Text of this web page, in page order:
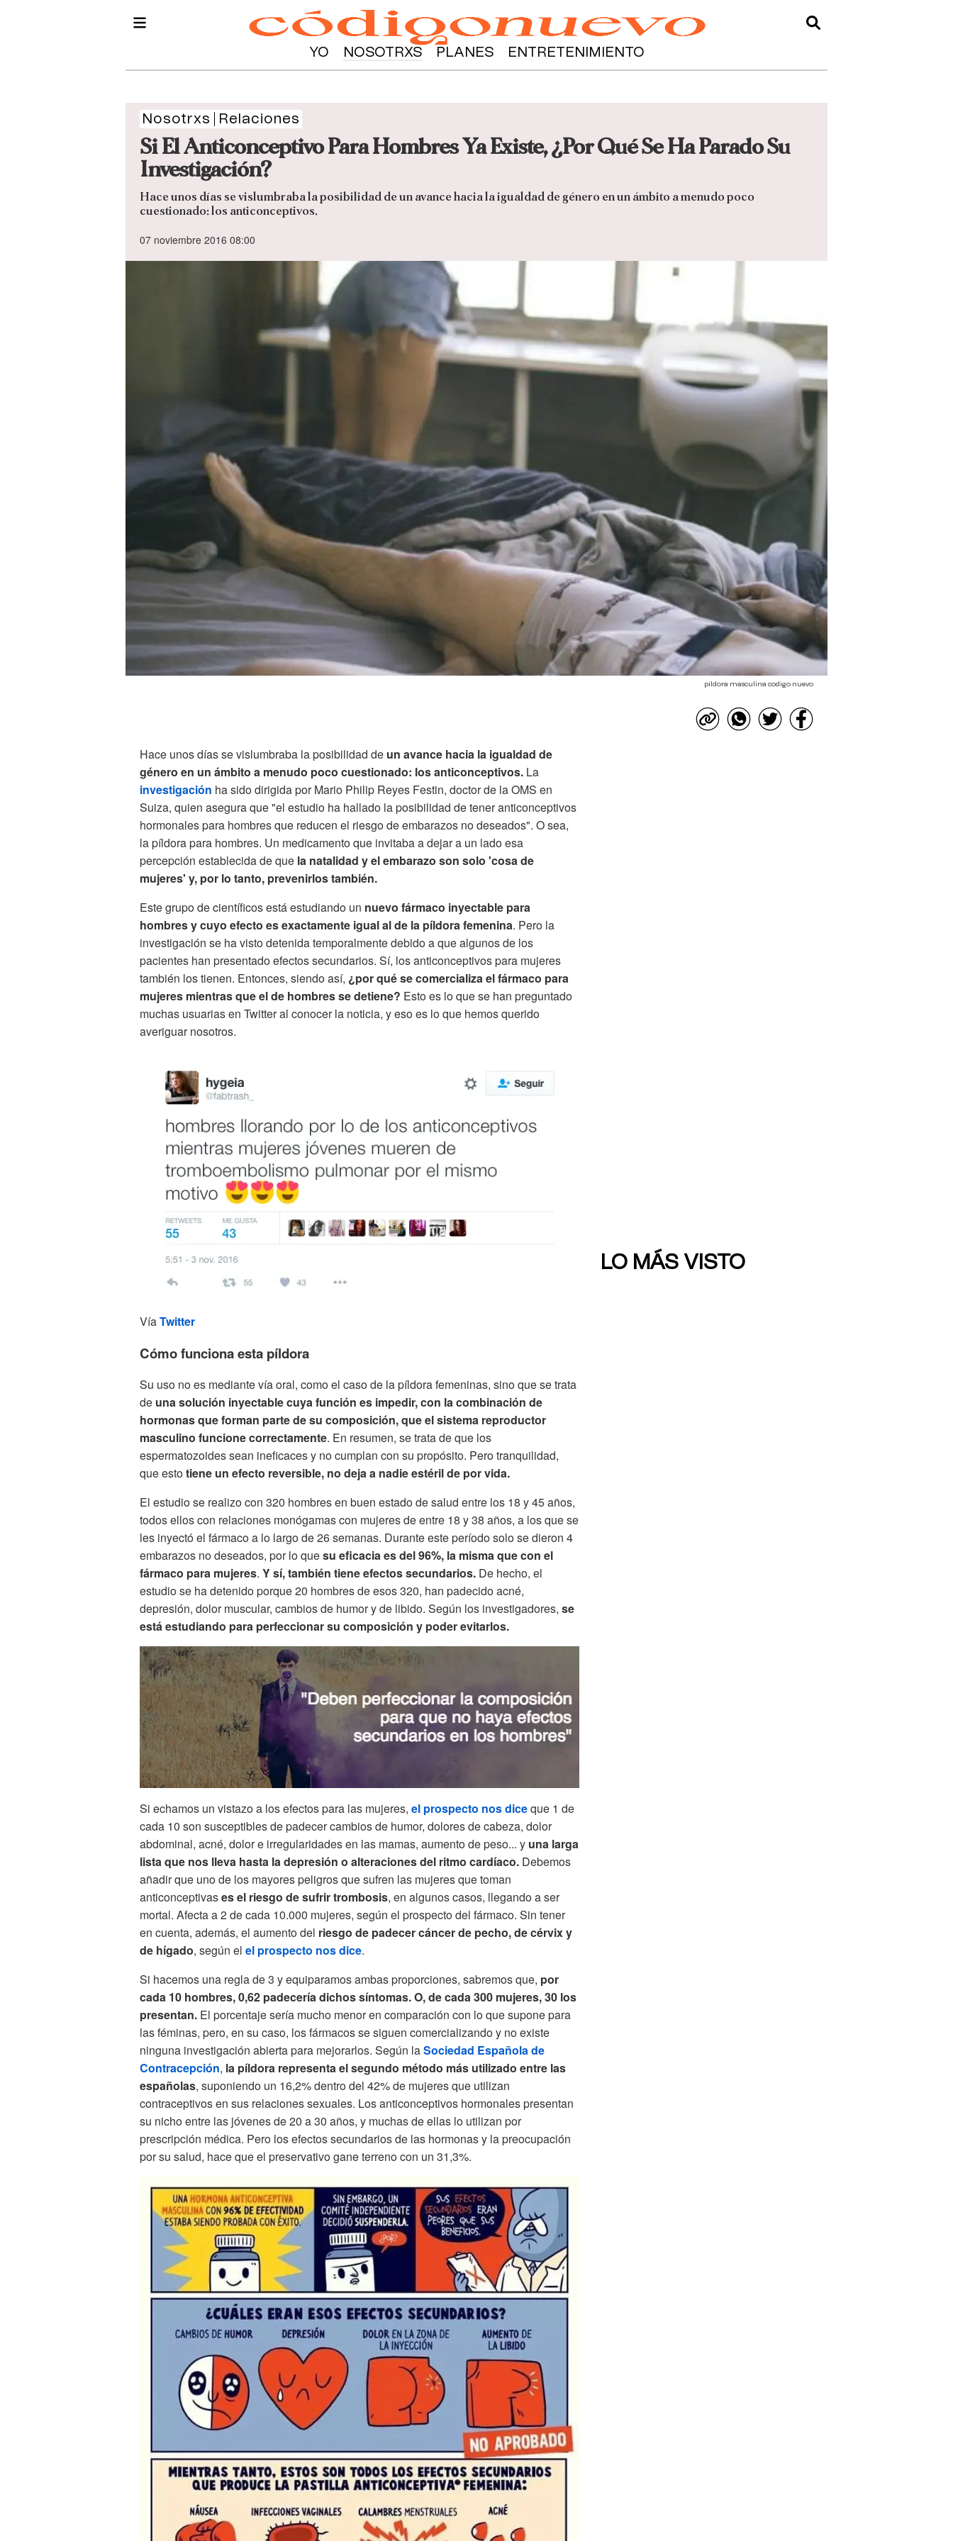
YO NOSOTRXS PLANES ENTRETENIMIENTO
Nosotrxs Relaciones
Si El Anticonceptivo Para Hombres Ya Existe, ¿Por Qué Se Ha Parado Su
Investigación?
Hace unos días se vislumbraba la posibilidad de un avance hacia la igualdad de género en un ámbito a menudo poco
cuestionado: los anticonceptivos.
07 noviembre 2016 08:00
pildora masculina codigo nuevo
Hace unos días se vislumbraba la posibilidad de un avance hacia la igualdad de
género en un ámbito a menudo poco cuestionado: los anticonceptivos. La
investigación ha sido dirigida por Mario Philip Reyes Festin, doctor de la OMS en
Suiza, quien asegura que "el estudio ha hallado la posibilidad de tener anticonceptivos
hormonales para hombres que reducen el riesgo de embarazos no deseados". O sea,
la píldora para hombres. Un medicamento que invitaba a dejar a un lado esa
percepción establecida de que la natalidad y el embarazo son solo 'cosa de
mujeres' y, por lo tanto, prevenirlostambién.
Este grupo de científicos está estudiando un nuevo fármaco inyectable para
hombres y cuyo efecto es exactamente igual al de la píldora femenina. Pero la
investigación se ha visto detenida temporalmente debido a que algunos de los
pacientes han presentado efectos secundarios. Sí, los anticonceptivos para mujeres
también los tienen. Entonces, siendo así, ¿por qué se comercializa el fármaco para
mujeres mientras que el de hombres se detiene? Esto es lo que se han preguntado
muchas usuarias en Twitter al conocer la noticia, y eso es lo que hemos querido
averiguar nosotros.
VíaTwitter
Cómo funciona esta píldora
Su uso no es mediante vía oral, como el caso de la píldora femeninas, sino que se trata
de una solución inyectable cuya función es impedir, con la combinación de
hormonas que forman parte de su composición, que el sistema reproductor
masculino funcione correctamente. En resumen, se trata de que los
espermatozoides sean ineficaces y no cumplan con su propósito. Pero tranquilidad,
que estotiene un efecto reversible, no deja a nadie estéril de por vida.
El estudio se realizo con 320 hombres en buen estado de salud entre los 18 y 45 años,
todos ellos con relaciones monógamas con mujeres de entre 18 y 38 años, a los que se
les inyectó el fármaco a lo largo de 26 semanas. Durante este período solo se dieron 4
embarazos no deseados, por lo quesu eficacia es del 96%, la misma que con el
fármaco para mujeres. Y sí, también tiene efectos secundarios. De hecho, el
estudio se ha detenido porque 20 hombres de esos 320, han padecido acné,
depresión, dolor muscular, cambios de humor y de libido. Según los investigadores, se
está estudiando para perfeccionar su composición y poder evitarlos.
Si echamos un vistazo a los efectos para las mujeres, el prospecto nos diceque 1 de
cada 10 son susceptibles de padecer cambios de humor, dolores de cabeza, dolor
abdominal, acné, dolor e irregularidades en las mamas, aumento de peso... y una larga
lista que nos lleva hasta la depresión o alteraciones del ritmo cardíaco. Debemos
añadir que uno de los mayores peligros que sufren las mujeres que toman
anticonceptivases el riesgo de sufrir trombosis, en algunos casos, llegando a ser
mortal. Afecta a 2 de cada 10.000 mujeres, según el prospecto del fármaco. Sin tener
en cuenta, además, el aumento del riesgo de padecer cáncer de pecho, de cérvix y
de hígado, según el el prospecto nos dice.
Si hacemos una regla de 3 y equiparamos ambas proporciones, sabremos que, por
cada 10 hombres, 0,62 padecería dichos síntomas. O,de cada 300 mujeres, 30 los
presentan. El porcentaje sería mucho menor en comparación con lo que supone para
las féminas, pero, en su caso, los fármacos se siguen comercializando y no existe
ninguna investigación abierta para mejorarlos. Según laSociedad Española de
Contracepción, la píldora representa el segundo método más utilizado entre las
españolas, suponiendo un 16,2% dentro del 42% de mujeres que utilizan
contraceptivos en sus relaciones sexuales. Los anticonceptivos hormonales presentan
su nicho entre las jóvenes de 20 a 30 años, y muchas de ellas lo utilizan por
prescripción médica. Pero los efectos secundarios de las hormonas y la preocupación
por su salud, hace que el preservativo gane terreno con un 31,3%.
LO MÁS VISTO